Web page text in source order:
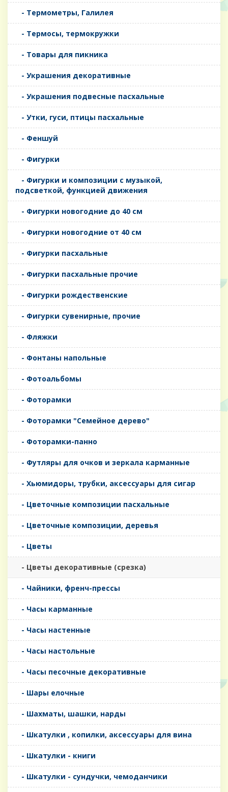
- Термометры, Галилея
- Термосы, термокружки
- Товары для пикника
- Украшения декоративные
- Украшения подвесные пасхальные
- Утки, гуси, птицы пасхальные
- Феншуй
- Фигурки
- Фигурки и композиции с музыкой,
подсветкой, функцией движения
- Фигурки новогодние до 40 см
- Фигурки новогодние от 40 см
- Фигурки пасхальные
- Фигурки пасхальные прочие
- Фигурки рождественские
- Фигурки сувенирные, прочие
- Фляжки
- Фонтаны напольные
- Фотоальбомы
- Фоторамки
- Фоторамки "Семейное дерево"
- Фоторамки-панно
- Футляры для очков и зеркала карманные
- Хьюмидоры, трубки, аксессуары для сигар
- Цветочные композиции пасхальные
- Цветочные композиции, деревья
- Цветы
- Цветы декоративные (срезка)
- Чайники, френч-прессы
- Часы карманные
- Часы настенные
- Часы настольные
- Часы песочные декоративные
- Шары елочные
- Шахматы, шашки, нарды
- Шкатулки , копилки, аксессуары для вина
- Шкатулки - книги
- Шкатулки - сундучки, чемоданчики